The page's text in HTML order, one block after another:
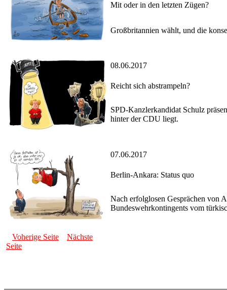
Mit oder in den letzten Zügen?
Großbritannien wählt, und die
08.06.2017
Reicht sich abstrampeln?
SPD-Kanzlerkandidat Schulz
hinter der CDU liegt.
07.06.2017
Berlin-Ankara: Status quo
Nach erfolglosen Gesprächen von
Bundeswehrkontingents vom
Voherige Seite
Nächste
Seite